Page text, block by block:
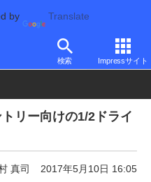
by Translate
検索 Impressサイト
バッファロー
リー向けの1/2ドライ
真司 2017年5月10日 16:05